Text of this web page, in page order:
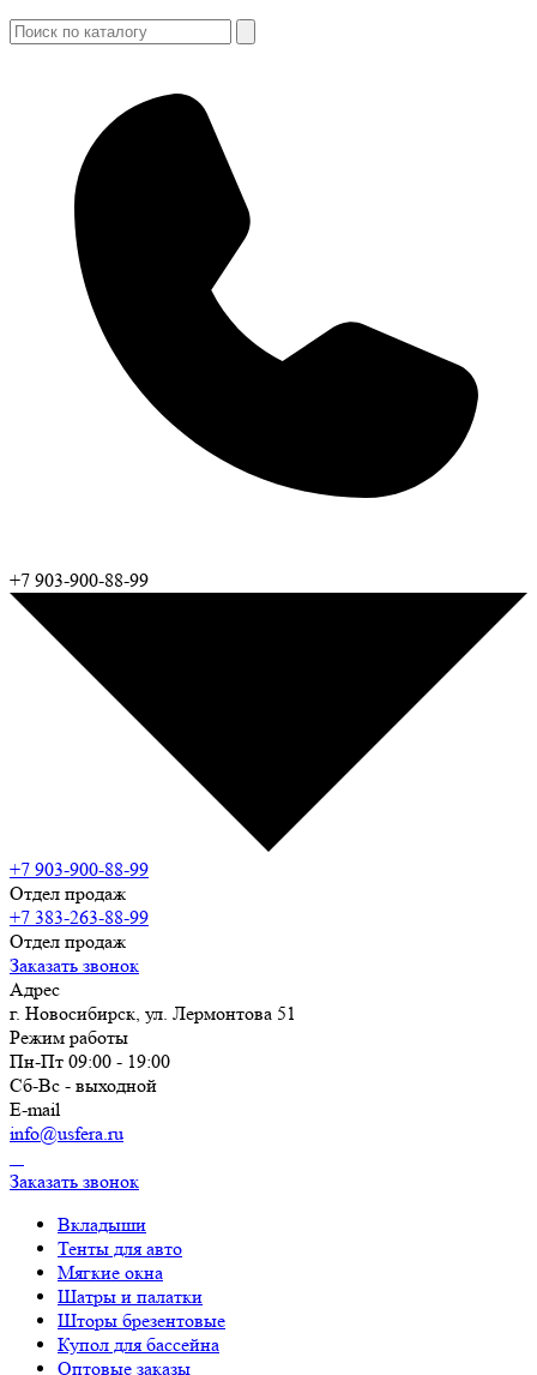
+7 903-900-88-99
+7 903-900-88-99
Отдел продаж
+7 383-263-88-99
Отдел продаж
Заказать звонок
Адрес
г. Новосибирск, ул. Лермонтова 51
Режим работы
Пн-Пт 09:00 - 19:00
Сб-Вс - выходной
E-mail
info@usfera.ru
Заказать звонок
Вкладыши
Тенты для авто
Мягкие окна
Шатры и палатки
Шторы брезентовые
Купол для бассейна
Оптовые заказы